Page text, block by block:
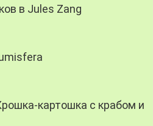
в Jules Zang
картошка с крабом и